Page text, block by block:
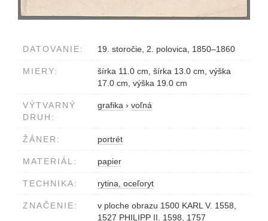
DATOVANIE: 19. storočie, 2. polovica, 1850–1860
MIERY:
šírka 11.0 cm, šírka 13.0 cm, výška
17.0 cm, výška 19.0 cm
VÝTVARNÝ
DRUH:
grafika › voľná
ŽÁNER: portrét
MATERIÁL: papier
TECHNIKA: rytina, oceľoryt
ZNAČENIE:
v ploche obrazu 1500 KARL V. 1558,
1527 PHILIPP II. 1598, 1757